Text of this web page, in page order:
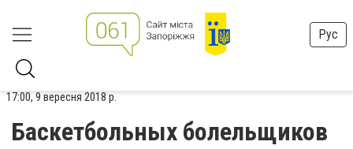
Рус
17:00, 9 вересня 2018 р.
Баскетбольных болельщиков